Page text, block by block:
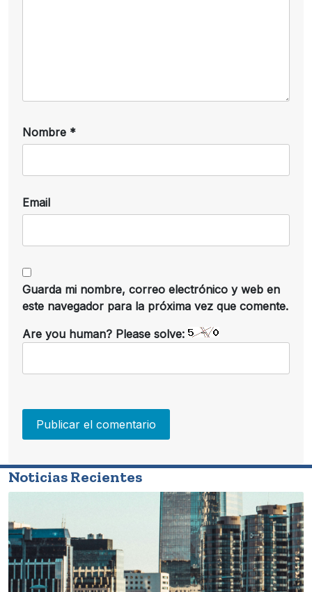
Nombre *
Email
Guarda mi nombre, correo electrónico y web en
este navegador para la próxima vez que comente.
Are you human? Please solve:
Noticias Recientes